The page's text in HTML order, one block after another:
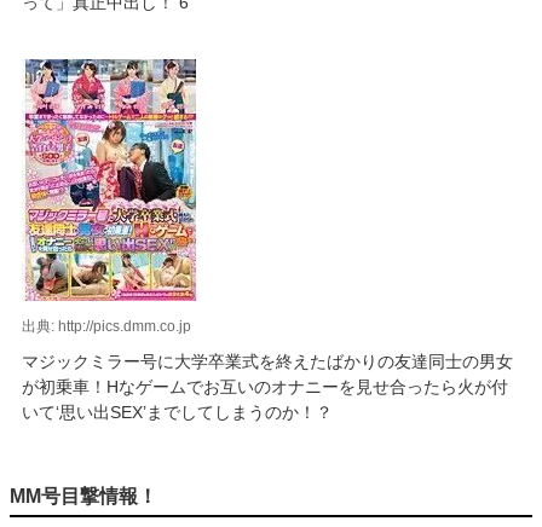
出典: http://pics.dmm.co.jp
マジックミラー号に大学卒業式を終えたばかりの友達同士の男女
が初乗車！Hなゲームでお互いのオナニーを見せ合ったら火が付
いて‘思い出SEX’までしてしまうのか！？
MM号目撃情報！